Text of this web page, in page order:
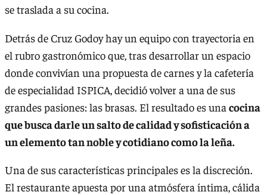
se traslada a su cocina.
Detrás de Cruz Godoy hay un equipo con trayectoria en
el rubro gastronómico que, tras desarrollar un espacio
donde convivían una propuesta de carnes y la cafetería
de especialidad ISPICA, decidió volver a una de sus
grandes pasiones: las brasas. El resultado es una cocina
que busca darle un salto de calidad y sofisticación a
un elemento tan noble y cotidiano como la leña.
Una de sus características principales es la discreción.
El restaurante apuesta por una atmósfera íntima, cálida